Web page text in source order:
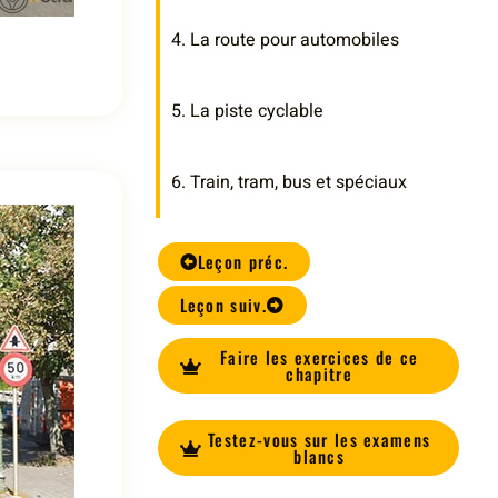
4. La route pour automobiles
5. La piste cyclable
6. Train, tram, bus et spéciaux
Leçon préc.
Leçon suiv.
Faire les exercices de ce
chapitre
Testez-vous sur les examens
blancs